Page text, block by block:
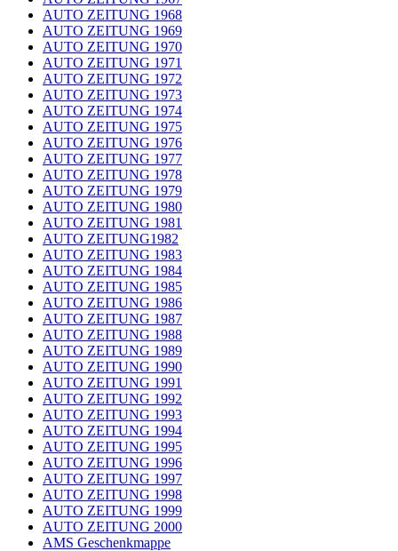
AUTO ZEITUNG 1968
AUTO ZEITUNG 1969
AUTO ZEITUNG 1970
AUTO ZEITUNG 1971
AUTO ZEITUNG 1972
AUTO ZEITUNG 1973
AUTO ZEITUNG 1974
AUTO ZEITUNG 1975
AUTO ZEITUNG 1976
AUTO ZEITUNG 1977
AUTO ZEITUNG 1978
AUTO ZEITUNG 1979
AUTO ZEITUNG 1980
AUTO ZEITUNG 1981
AUTO ZEITUNG1982
AUTO ZEITUNG 1983
AUTO ZEITUNG 1984
AUTO ZEITUNG 1985
AUTO ZEITUNG 1986
AUTO ZEITUNG 1987
AUTO ZEITUNG 1988
AUTO ZEITUNG 1989
AUTO ZEITUNG 1990
AUTO ZEITUNG 1991
AUTO ZEITUNG 1992
AUTO ZEITUNG 1993
AUTO ZEITUNG 1994
AUTO ZEITUNG 1995
AUTO ZEITUNG 1996
AUTO ZEITUNG 1997
AUTO ZEITUNG 1998
AUTO ZEITUNG 1999
AUTO ZEITUNG 2000
AMS Geschenkmappe